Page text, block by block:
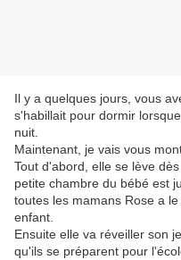
Il y a quelques jours, vous
s'habillait pour dormir
nuit.
Maintenant, je vais vous
Tout d'abord, elle se lève
petite chambre du bébé est
toutes les mamans Rose a
enfant.
Ensuite elle va réveiller son
qu'ils se préparent pour